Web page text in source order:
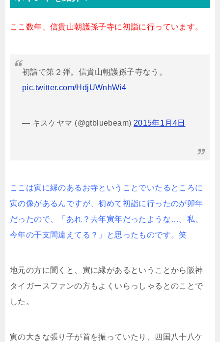
ここ数年、信貴山朝護孫子寺に初詣に行っています。
初詣で第２弾。信貴山朝護孫子寺なう。
pic.twitter.com/HdjUWnhWi4
— キスケヤマ (@gtbluebeam) 2015年1月4日
ここは寅に縁のあるお寺ということでいたるところに
寅の像があるんですが、初めて初詣に行ったのが卯年
だったので、「あれ？去年寅年だったような…。私、
今年の干支間違えてる？」と思ったものです。笑
地元の方に聞くと、寅に縁があるということから阪神
タイガースファンの方もよくいらっしゃるとのことで
した。
寅の大きな張り子が首を振っていたり、四国八十八ケ